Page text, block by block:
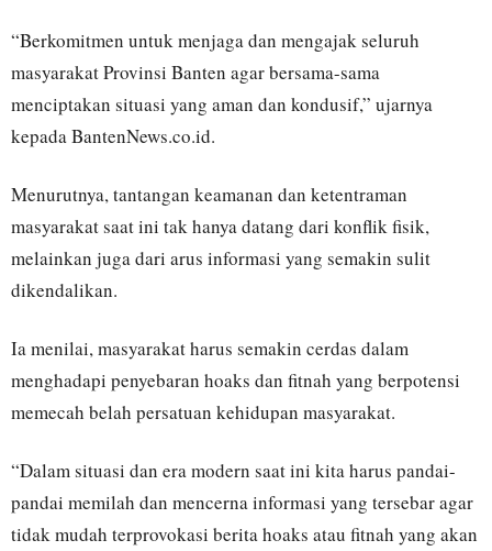
“Berkomitmen untuk menjaga dan mengajak seluruh
masyarakat Provinsi Banten agar bersama-sama
menciptakan situasi yang aman dan kondusif,” ujarnya
kepada BantenNews.co.id.
Menurutnya, tantangan keamanan dan ketentraman
masyarakat saat ini tak hanya datang dari konflik fisik,
melainkan juga dari arus informasi yang semakin sulit
dikendalikan.
Ia menilai, masyarakat harus semakin cerdas dalam
menghadapi penyebaran hoaks dan fitnah yang berpotensi
memecah belah persatuan kehidupan masyarakat.
“Dalam situasi dan era modern saat ini kita harus pandai-
pandai memilah dan mencerna informasi yang tersebar agar
tidak mudah terprovokasi berita hoaks atau fitnah yang akan